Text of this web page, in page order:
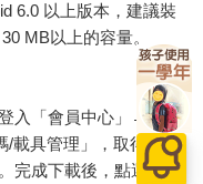
文法？簡單的風格？
溫的規則。優秀作家一
經濟學人》作者在過去
6.0 以上版本，建議裝
MB以上的容量。
入「會員中心」→「我
載具管理」，取得通行
完成下載後，點選任一